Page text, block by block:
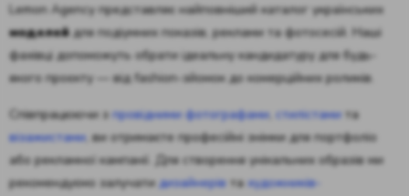
Lemon Agency представляє найповніший каталог українських
моделейдля подіумних показів, реклами та фотосесій. Наші
фахівці допоможуть обрати ідеальну кандидатуру для будь-
якого проєкту — від fashion-зйомок до комерційних роликів.
Співпрацюючи зпровідними фотографами, стилістами та
візажистами, ви отримаєте професійні знімки для портфоліо
або рекламної кампанії. Для створення унікальних образів ми
рекомендуємо залучати дизайнерів тахудожників-